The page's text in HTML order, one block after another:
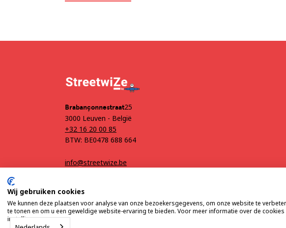
‍Brabançonnestraat25
3000 Leuven - België
+32 16 20 00 85
BTW: BE0478 688 664
info@streetwize.be
Algemene voorwaarden
Wij gebruiken cookies
We kunnen deze plaatsen voor analyse van onze bezoekersgegevens, om onze website te
te tonen en om u een geweldige website-ervaring te bieden. Voor meer informatie over de
instellingen.